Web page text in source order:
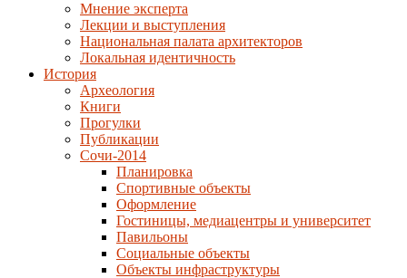
Мнение эксперта
Лекции и выступления
Национальная палата архитекторов
Локальная идентичность
История
Археология
Книги
Прогулки
Публикации
Сочи-2014
Планировка
Спортивные объекты
Оформление
Гостиницы, медиацентры и университет
Павильоны
Социальные объекты
Объекты инфраструктуры